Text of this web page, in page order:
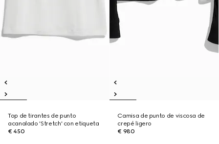
Top de tirantes de punto
acanalado 'Stretch' con etiqueta
€ 450
Camisa de punto de viscosa de
crepé ligero
€ 980